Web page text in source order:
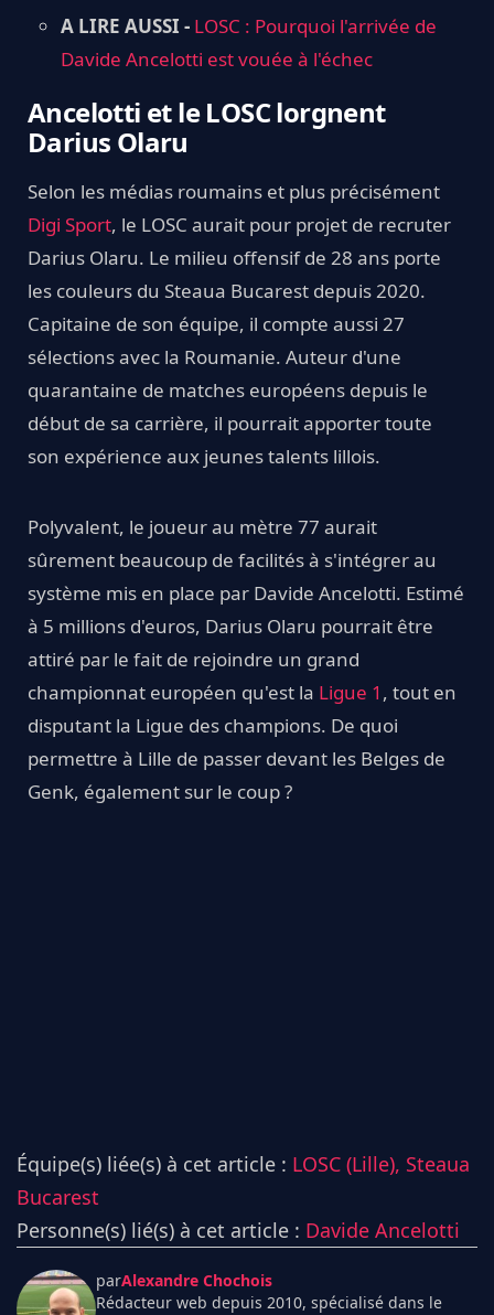
A LIRE AUSSI - LOSC : Pourquoi l'arrivée de
Davide Ancelotti est vouée à l'échec
Ancelotti et le LOSC lorgnent
Darius Olaru
Selon les médias roumains et plus précisément
Digi Sport, le LOSC aurait pour projet de recruter
Darius Olaru. Le milieu offensif de 28 ans porte
les couleurs du Steaua Bucarest depuis 2020.
Capitaine de son équipe, il compte aussi 27
sélections avec la Roumanie. Auteur d'une
quarantaine de matches européens depuis le
début de sa carrière, il pourrait apporter toute
son expérience aux jeunes talents lillois.
Polyvalent, le joueur au mètre 77 aurait
sûrement beaucoup de facilités à s'intégrer au
système mis en place par Davide Ancelotti. Estimé
à 5 millions d'euros, Darius Olaru pourrait être
attiré par le fait de rejoindre un grand
championnat européen qu'est la Ligue 1 , tout en
disputant la Ligue des champions. De quoi
permettre à Lille de passer devant les Belges de
Genk, également sur le coup ?
Équipe(s) liée(s) à cet article : LOSC (Lille), Steaua
Bucarest
Personne(s) lié(s) à cet article : Davide Ancelotti
parAlexandre Chochois
Rédacteur web depuis 2010, spécialisé dans le